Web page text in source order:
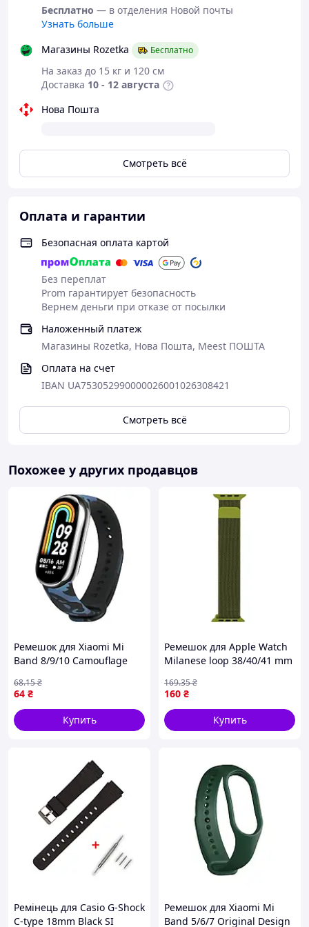
штифт (спрингбар).
Точная регулировка:
Магнит фиксируется в любом
месте ремешка, позволяя подогнать размер под любую
запястье.
Практичность:Металл не впитывает пот и запахи,
легко очищается
Бесплатно — в отделения Новой почты
Узнать больше
Магазины Rozetka
Бесплатно
На заказ до 15 кг и 120 см
Доставка 10 - 12 августа
Нова Пошта
Смотреть всё
Оплата и гарантии
Безопасная оплата картой
Без переплат
Prom гарантирует безопасность
Вернем деньги при отказе от посылки
Наложенный платеж
Магазины Rozetka, Нова Пошта, Meest ПОШТА
Оплата на счет
IBAN UA753052990000026001026308421
Смотреть всё
Похожее у других продавцов
Ремешок для Xiaomi Mi
Band 8/9/10 Сamouflage
64 ₴
68.15₴
Купить
Ремешок для Apple Watch
Milanese loop 38/40/41 mm
160 ₴
169.35₴
Купить
Ремінець для Casio G-Shock
C-type 18mm Black SI
Ремешок для Xiaomi Mi
Band 5/6/7 Original Design